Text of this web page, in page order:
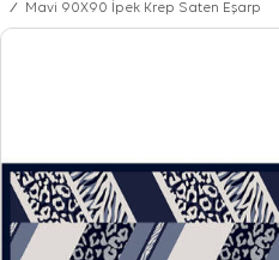
/
Mavi 90X90 İpek Krep Saten Eşarp